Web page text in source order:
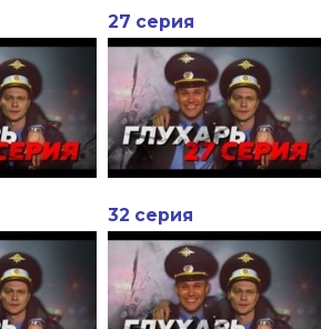
27 серия
32 серия